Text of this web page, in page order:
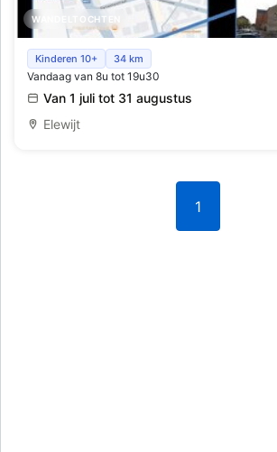
WANDELTOCHTEN
Wandel - Fotozoektocht Kacez
Kinderen 10+ 34 km
Vandaag van 8u tot 19u30
Van 1 juli tot 31 augustus
Elewijt
1